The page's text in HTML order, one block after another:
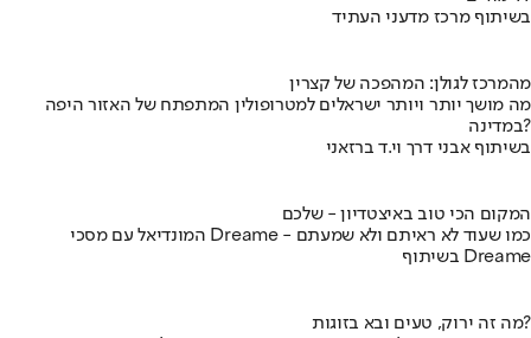
בשיתוף מרכז מדעני העתיד
מהמרכז לגולן: המהפכה של קצרין
מה מושך יותר ויותר ישראלים למטרופולין המתפתח של האזור היפה
במדינה?
בשיתוף אבני דרך וי.ד ברזאני
המקום הכי טוב באיצטדיון - שלכם
המונדיאל עם מסכי Dreame - כמו שעוד לא ראיתם ולא שמעתם
בשיתוף Dreame
מה זה ירוק, טעים ובא בזוגות?